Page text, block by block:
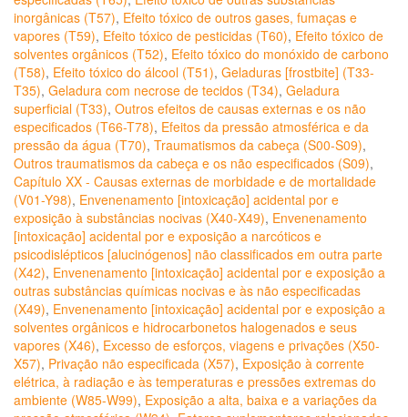
inorgânicas (T57), Efeito tóxico de outros gases, fumaças e
vapores (T59), Efeito tóxico de pesticidas (T60), Efeito tóxico de
solventes orgânicos (T52), Efeito tóxico do monóxido de carbono
(T58), Efeito tóxico do álcool (T51), Geladuras [frostbite] (T33-
T35), Geladura com necrose de tecidos (T34), Geladura
superficial (T33), Outros efeitos de causas externas e os não
especificados (T66-T78), Efeitos da pressão atmosférica e da
pressão da água (T70), Traumatismos da cabeça (S00-S09),
Outros traumatismos da cabeça e os não especificados (S09),
Capítulo XX - Causas externas de morbidade e de mortalidade
(V01-Y98), Envenenamento [intoxicação] acidental por e
exposição à substâncias nocivas (X40-X49), Envenenamento
[intoxicação] acidental por e exposição a narcóticos e
psicodislépticos [alucinógenos] não classificados em outra parte
(X42), Envenenamento [intoxicação] acidental por e exposição a
outras substâncias químicas nocivas e às não especificadas
(X49), Envenenamento [intoxicação] acidental por e exposição a
solventes orgânicos e hidrocarbonetos halogenados e seus
vapores (X46), Excesso de esforços, viagens e privações (X50-
X57), Privação não especificada (X57), Exposição à corrente
elétrica, à radiação e às temperaturas e pressões extremas do
ambiente (W85-W99), Exposição a alta, baixa e a variações da